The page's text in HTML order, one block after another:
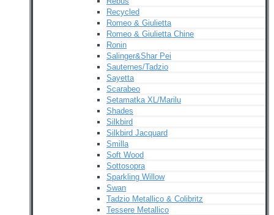
Recycled
Romeo & Giulietta
Romeo & Giulietta Chine
Ronin
Salinger&Shar Pei
Sauternes/Tadzio
Sayetta
Scarabeo
Setamatka XL/Marilu
Shades
Silkbird
Silkbird Jacquard
Smilla
Soft Wood
Sottosopra
Sparkling Willow
Swan
Tadzio Metallico & Colibritz
Tessere Metallico